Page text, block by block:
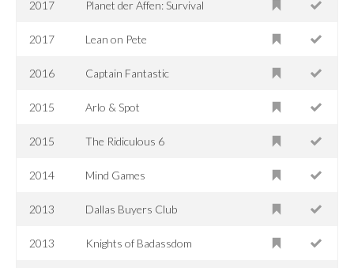
2017 Planet der Affen: Survival
2017 Lean on Pete
2016 Captain Fantastic
2015 Arlo & Spot
2015 The Ridiculous 6
2014 Mind Games
2013 Dallas Buyers Club
2013 Knights of Badassdom